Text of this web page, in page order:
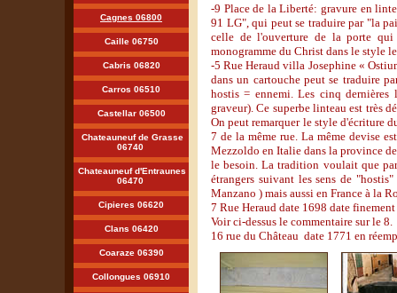
Cagnes 06800
Caille 06750
Cabris 06820
Carros 06510
Castellar 06500
Chateauneuf de Grasse
06740
Chateauneuf d'Entraunes
06470
Cipieres 06620
Clans 06420
Coaraze 06390
Collongues 06910
-9 Place de la Liberté: gravure en
91 LG", qui peut se traduire par "la
celle de l'ouverture de la porte qui
monogramme du Christ dans le style
-5 Rue Heraud villa Josephine «
dans un cartouche peut se traduire
hostis = ennemi. Les cinq dernières
graveur). Ce superbe linteau est très
On peut remarquer le style d'écriture
7 de la même rue. La même devise
Mezzoldo en Italie dans la province
le besoin. La tradition voulait que
étrangers suivant les sens de
Manzano ) mais aussi en France à la
7 Rue Heraud date 1698 date
Voir ci-dessus le commentaire sur le 8.
16 rue du Château date 1771 en